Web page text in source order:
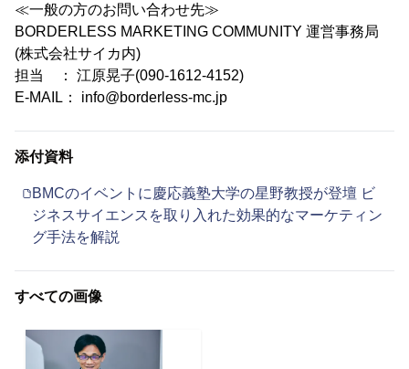
≪一般の方のお問い合わせ先≫
BORDERLESS MARKETING COMMUNITY 運営事務局
(株式会社サイカ内)
担当 ： 江原晃子(090-1612-4152)
E-MAIL： info@borderless-mc.jp
添付資料
BMCのイベントに慶応義塾大学の星野教授が登壇 ビ
ジネスサイエンスを取り入れた効果的なマーケティン
グ手法を解説
すべての画像